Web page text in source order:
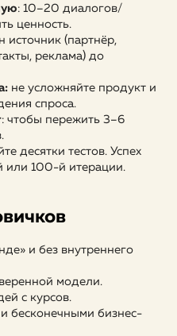
: 10–20 диалогов/
ценность.
источник (партнёр,
реклама) до
не усложняйте продукт и
спроса.
: чтобы пережить 3–6
десятки тестов. Успех
или 100-й итерации.
и без внутреннего
модели.
с курсов.
бесконечными бизнес-